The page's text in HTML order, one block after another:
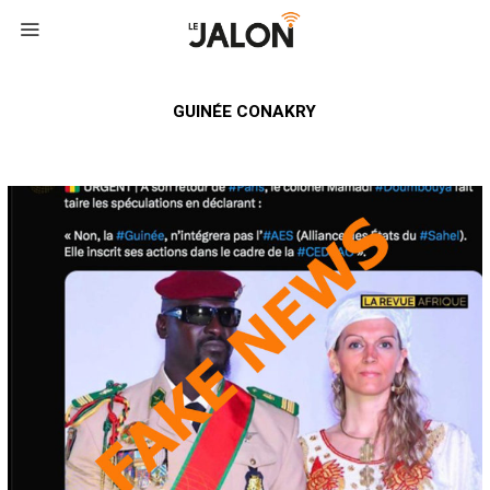
GUINÉE CONAKRY